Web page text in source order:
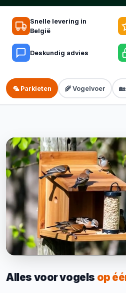
Snelle levering in
België
Deskundig advies
🦜 Parkieten 🌾 Vogelvoer
Alles voor vogels op